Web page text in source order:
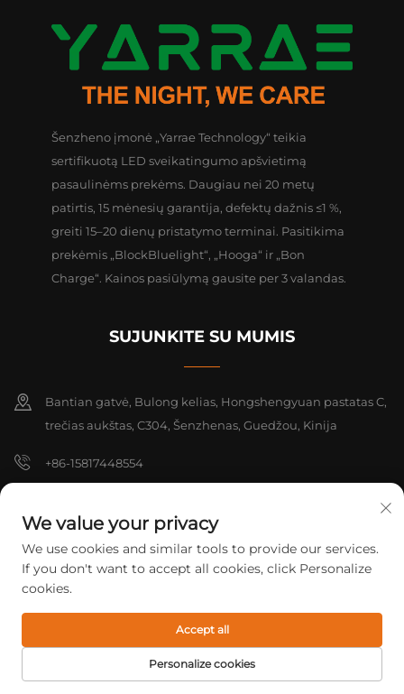
Šenzheno įmonė „Yarrae Technology“ teikia
sertifikuotą LED sveikatingumo apšvietimą
pasaulinėms prekėms. Daugiau nei 20 metų
patirtis, 15 mėnesių garantija, defektų dažnis ≤1 %,
greiti 15–20 dienų pristatymo terminai. Pasitikima
prekėmis „BlockBluelight“, „Hooga“ ir „Bon
Charge“. Kainos pasiūlymą gausite per 3 valandas.
SUJUNKITE SU MUMIS
Bantian gatvė, Bulong kelias, Hongshengyuan pastatas C,
trečias aukštas, C304, Šenzhenas, Guedžou, Kinija
+86-15817448554
Autorių teisės © 2026 Shenzhen Yarrae Technology Co., Ltd. Beijing.
Visos teisės saugomos. Privatumo politika
PAGRINDINIS
We value your privacy
We use cookies and similar tools to provide our services.
If you don't want to accept all cookies, click Personalize
cookies.
Personalize cookies
Accept all